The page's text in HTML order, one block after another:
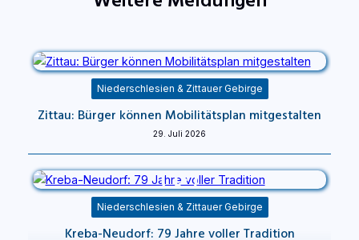
Niederschlesien & Zittauer Gebirge
Zittau: Bürger können Mobilitätsplan mitgestalten
29. Juli 2026
Niederschlesien & Zittauer Gebirge
Kreba-Neudorf: 79 Jahre voller Tradition